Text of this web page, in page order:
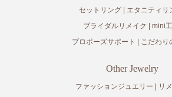
セットリング
エタニティリ
ブライダルリメイク
mini
プロポーズサポート
こだわり
Other Jewelry
ファッションジュエリー
リ